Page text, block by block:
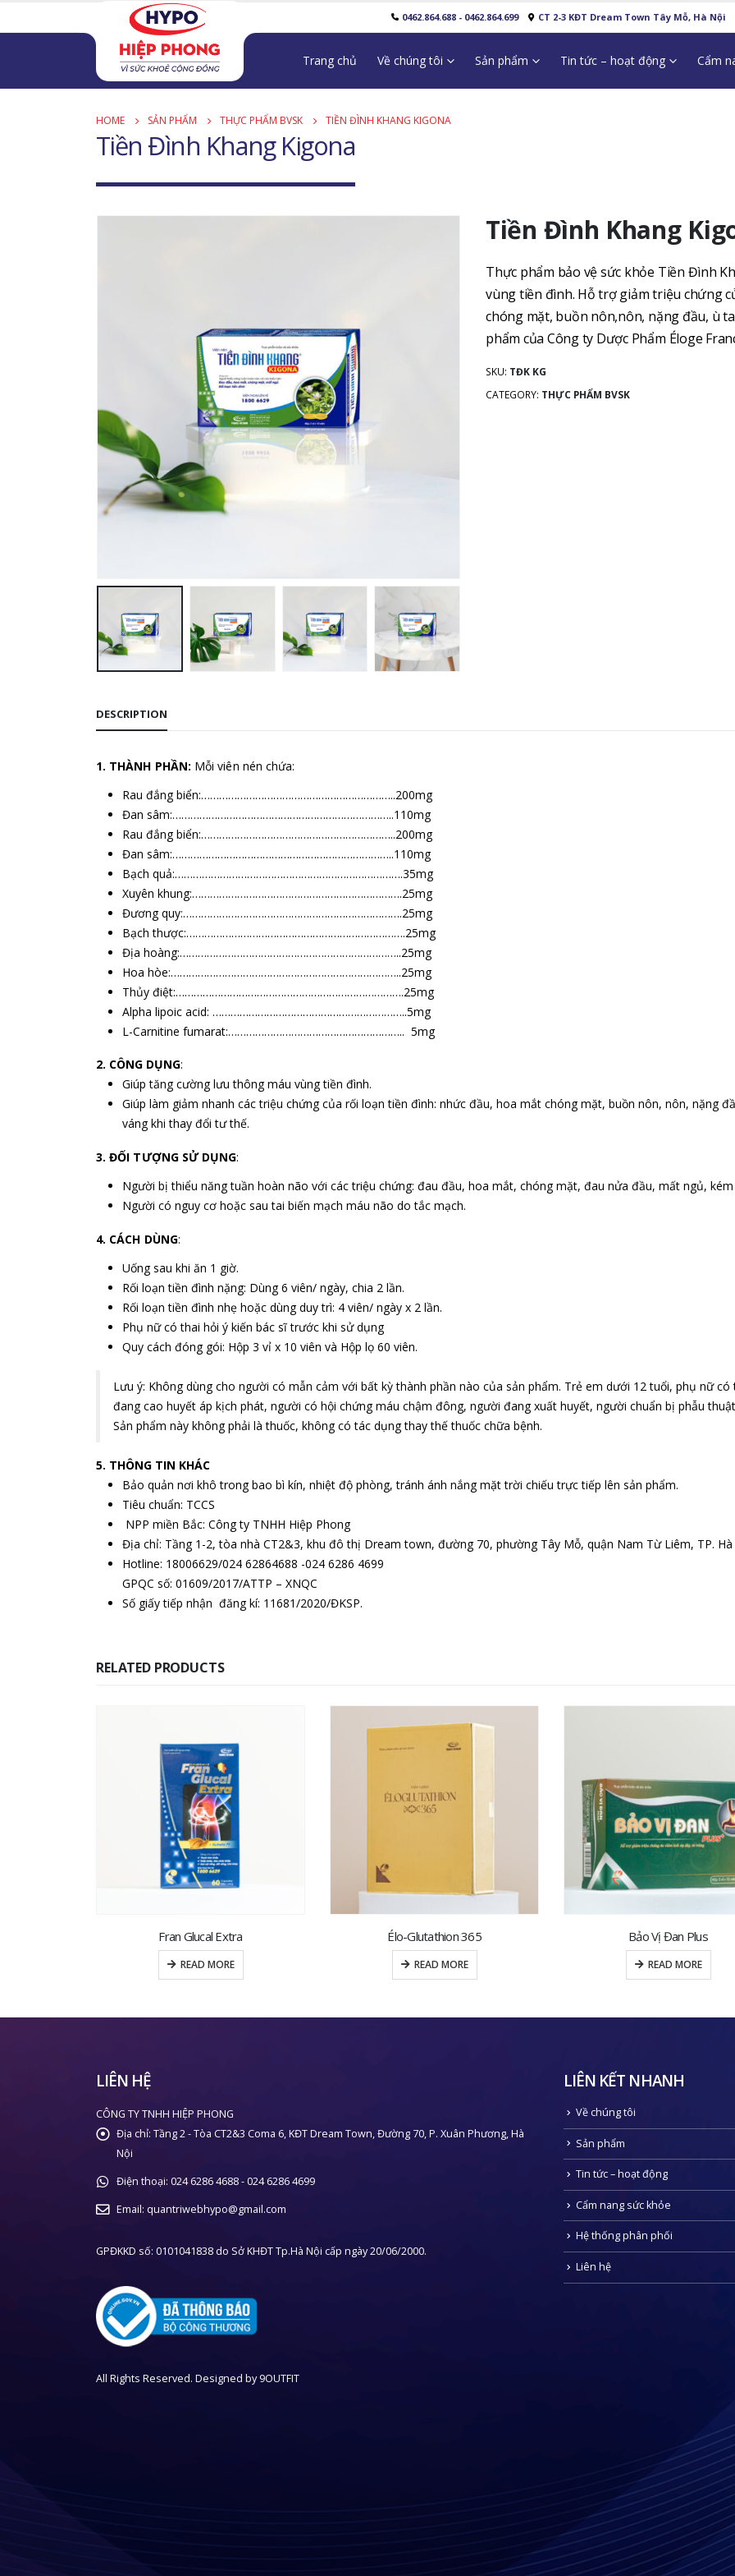
0462.864.688 - 0462.864.699 CT 2-3 KĐT Dream Town Tây Mỗ, Hà Nội
Trang chủ Về chúng tôi Sản phẩm Tin tức – hoạt động Cẩm
HOME SẢN PHẨM THỰC PHẨM BVSK TIỀN ĐÌNH KHANG KIGONA
Tiền Đình Khang Kigona
Tiền Đình Khang
Thực phẩm bảo vệ sức khỏe Tiền Đình
vùng tiền đình. Hỗ trợ giảm triệu chứng
chóng mặt, buồn nôn,nôn, nặng đầu, ù
phẩm của Công ty Dược Phẩm Éloge
SKU: TĐK KG
CATEGORY: THỰC PHẨM BVSK
DESCRIPTION
1. THÀNH PHẦN: Mỗi viên nén chứa:
Rau đắng biển:………………………………………………………..200mg
Đan sâm:………………………………………………………………..110mg
Rau đắng biển:………………………………………………………..200mg
Đan sâm:………………………………………………………………..110mg
Bạch quả:………………………………………………………………….35mg
Xuyên khung:…………………………………………………………….25mg
Đương quy:……………………………………………………………….25mg
Bạch thược:……………………………………………………………….25mg
Địa hoàng:………………………………………………………………..25mg
Hoa hòe:…………………………………………………………………..25mg
Thủy điệt:………………………………………………………………….25mg
Alpha lipoic acid: ………………………………………………………..5mg
L-Carnitine fumarat:………………………………………………….. 5mg
2. CÔNG DỤNG:
Giúp tăng cường lưu thông máu vùng tiền đình.
Giúp làm giảm nhanh các triệu chứng của rối loạn tiền đình: nhức đầu, hoa mắt chóng mặt, buồn nôn, nôn, nặng
váng khi thay đổi tư thế.
3. ĐỐI TƯỢNG SỬ DỤNG:
Người bị thiểu năng tuần hoàn não với các triệu chứng: đau đầu, hoa mắt, chóng mặt, đau nửa đầu, mất ngủ,
Người có nguy cơ hoặc sau tai biến mạch máu não do tắc mạch.
4. CÁCH DÙNG:
Uống sau khi ăn 1 giờ.
Rối loạn tiền đình nặng: Dùng 6 viên/ ngày, chia 2 lần.
Rối loạn tiền đình nhẹ hoặc dùng duy trì: 4 viên/ ngày x 2 lần.
Phụ nữ có thai hỏi ý kiến bác sĩ trước khi sử dụng
Quy cách đóng gói: Hộp 3 vỉ x 10 viên và Hộp lọ 60 viên.
Lưu ý: Không dùng cho người có mẫn cảm với bất kỳ thành phần nào của sản phẩm. Trẻ em dưới 12 tuổi, phụ nữ
đang cao huyết áp kịch phát, người có hội chứng máu chậm đông, người đang xuất huyết, người chuẩn bị phẫu
Sản phẩm này không phải là thuốc, không có tác dụng thay thế thuốc chữa bệnh.
5. THÔNG TIN KHÁC
Bảo quản nơi khô trong bao bì kín, nhiệt độ phòng, tránh ánh nắng mặt trời chiếu trực tiếp lên sản phẩm.
Tiêu chuẩn: TCCS
NPP miền Bắc: Công ty TNHH Hiệp Phong
Địa chỉ: Tầng 1-2, tòa nhà CT2&3, khu đô thị Dream town, đường 70, phường Tây Mỗ, quận Nam Từ Liêm, TP.
Hotline: 18006629/024 62864688 -024 6286 4699
GPQC số: 01609/2017/ATTP – XNQC
Số giấy tiếp nhận đăng kí: 11681/2020/ĐKSP.
RELATED PRODUCTS
Élo-Glutathion 365
READ MORE
Bảo Vị Đan Plus
READ MORE
Franbio
READ MORE
LIÊN HỆ
CÔNG TY TNHH HIỆP PHONG
Địa chỉ: Tầng 2 - Tòa CT2&3 Coma 6, KĐT Dream Town, Đường 70, P. Xuân Phương, Hà
Nội
Điện thoại: 024 6286 4688 - 024 6286 4699
Email: quantriwebhypo@gmail.com
GPĐKKD số: 0101041838 do Sở KHĐT Tp.Hà Nội cấp ngày 20/06/2000.
All Rights Reserved. Designed by9OUTFIT
LIÊN KẾT NHANH
Về chúng tôi
Sản phẩm
Tin tức – hoạt động
Cẩm nang sức khỏe
Hệ thống phân phối
Liên hệ